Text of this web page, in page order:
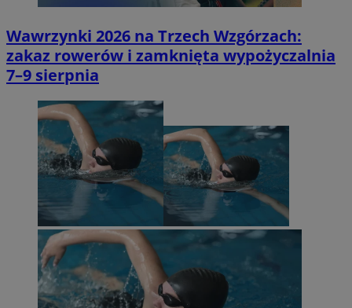
Wawrzynki 2026 na Trzech Wzgórzach:
zakaz rowerów i zamknięta wypożyczalnia
7–9 sierpnia